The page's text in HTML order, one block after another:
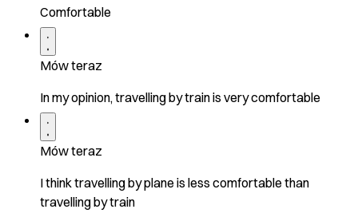
Comfortable
Mów teraz
In my opinion, travelling by train is very comfortable
Mów teraz
I think travelling by plane is less comfortable than
travelling by train